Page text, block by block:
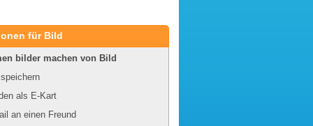
für Bild
bilder machen von Bild
als E-Kart
an einen Freund